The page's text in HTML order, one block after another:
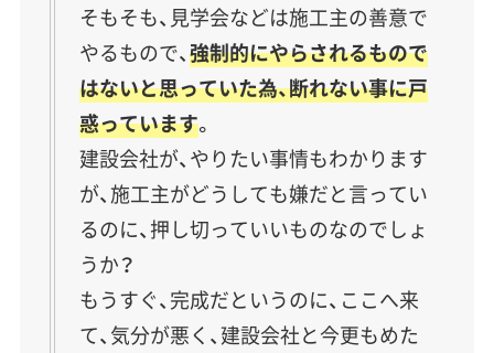
そもそも、見学会などは施工主の善意で
やるもので、強制的にやらされるもので
はないと思っていた為、断れない事に戸
惑っています。
建設会社が、やりたい事情もわかります
が、施工主がどうしても嫌だと言ってい
るのに、押し切っていいものなのでしょ
うか？
もうすぐ、完成だというのに、ここへ来
て、気分が悪く、建設会社と今更もめた